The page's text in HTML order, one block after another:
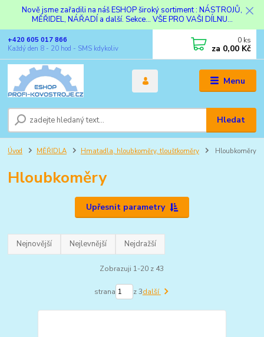
Nově jsme zařadili na náš ESHOP široký sortiment : NÁSTROJŮ,
MĚŘIDEL, NÁŘADÍ a další. Sekce... VŠE PRO VAŠI DÍLNU...
Menu
Hledat
+420 605 017 866
Každý den 8 - 20 hod - SMS kdykoliv
0 ks
za 0,00 Kč
Úvod MĚŘIDLA Hmatadla, hloubkoměry, tloušťkoměry Hloubkoměry
Hloubkoměry
Upřesnit parametry
Nejnovější Nejlevnější Nejdražší
Zobrazuji 1-20 z 43
strana z 3další